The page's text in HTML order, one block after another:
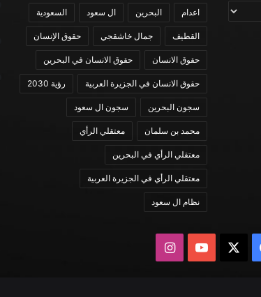
اعدام البحرين ال سعود السعودية
القطيف جمال خاشقجي حقوق الإنسان
حقوق الانسان حقوق الانسان في البحرين
حقوق الانسان في الجزيرة العربية رؤية 2030
سجون البحرين سجون ال سعود
محمد بن سلمان معتقلي الرأي
معتقلي الرأي في البحرين
معتقلي الرأي في الجزيرة العربية
نظام ال سعود
فيسبوك يوتيوبانستقرام